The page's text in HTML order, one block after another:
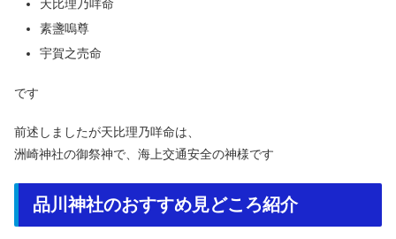
天比理乃咩命
素盞嗚尊
宇賀之売命
です
前述しましたが天比理乃咩命は、
洲崎神社の御祭神で、海上交通安全の神様です
品川神社のおすすめ見どころ紹介